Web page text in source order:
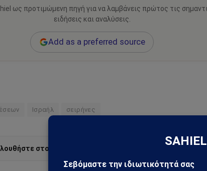
ως προτιμώμενη πηγή για να λαμβάνεις πρώτος τις
ειδήσεις και αναλύσεις.
Add as a preferred source
Ισραήλ σειρήνες
στο Instagram